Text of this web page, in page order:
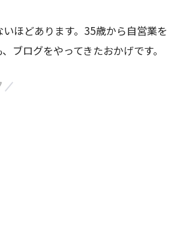
ほどあります。35歳から自営業を
ブログをやってきたおかげです。